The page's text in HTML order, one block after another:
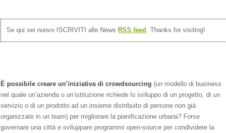
Se qui sei nuovo ISCRIVITI alle News RSS feed . Thanks for visiting!
È possibile creare un’iniziativa di crowdsourcing (un modello di business
nel quale un’azienda o un’istituzione richiede lo sviluppo di un progetto, di un
servizio o di un prodotto ad un insieme distribuito di persone non già
organizzate in un team) per migliorare la pianificazione urbana? Forse
governare una città e sviluppare programmi open-source per condividere la